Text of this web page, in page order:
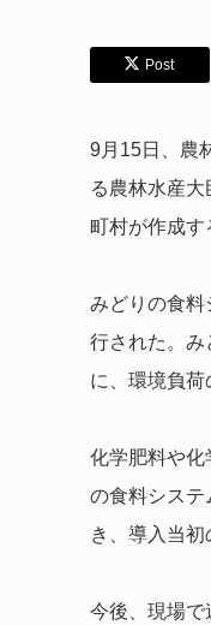
Post
9月15日、農
る農林水産
町村が作成す
みどりの食料
行された。み
に、環境負荷
化学肥料や化
の食料システ
き、導入当初
今後、現場で